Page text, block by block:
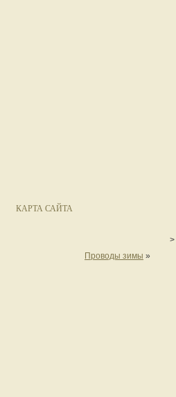
КАРТА САЙТА
Проводы зимы »
>